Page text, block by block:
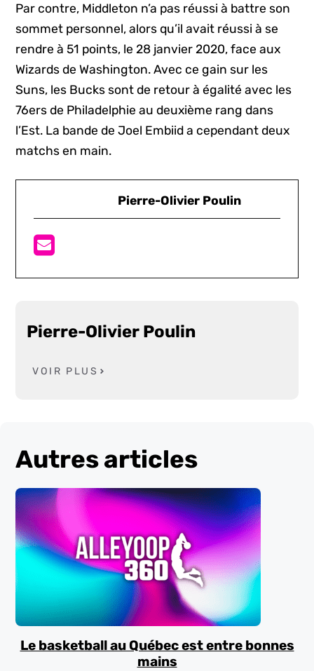
Par contre, Middleton n’a pas réussi à battre son
sommet personnel, alors qu’il avait réussi à se
rendre à 51 points, le 28 janvier 2020, face aux
Wizards de Washington. Avec ce gain sur les
Suns, les Bucks sont de retour à égalité avec les
76ers de Philadelphie au deuxième rang dans
l’Est. La bande de Joel Embiid a cependant deux
matchs en main.
Pierre-Olivier Poulin
Pierre-Olivier Poulin
VOIR PLUS
Autres articles
Le basketball au Québec est entre bonnes
mains